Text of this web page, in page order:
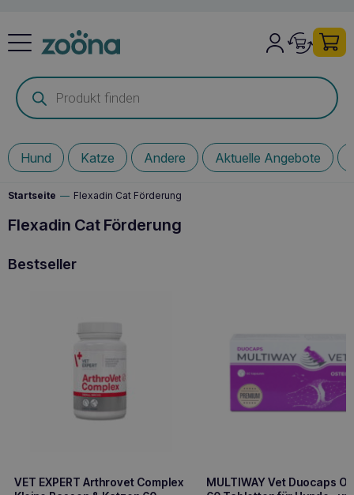
Products
search
Hund Katze Andere Aktuelle Angebote
Startseite — Flexadin Cat Förderung
Flexadin Cat Förderung
Bestseller
VET EXPERT Arthrovet Complex
MULTIWAY Vet Duocaps